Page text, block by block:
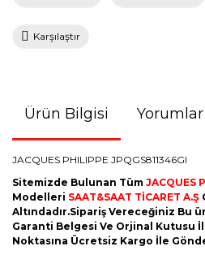
Karşılaştır
Ürün Bilgisi Yorumlar
JACQUES PHILIPPE JPQGS811346GI
Sitemizde Bulunan Tüm JACQUES
Modelleri SAAT&SAAT TİCARET A.Ş
Altındadır.Sipariş Vereceğiniz Bu
Garanti Belgesi Ve Orjinal Kutusu
Noktasına Ücretsiz Kargo İle